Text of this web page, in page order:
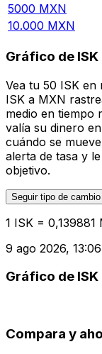
5000 MXN
10.000 MXN
Gráfico de ISK
Vea tu 50 ISK
ISK a MXN
medio en tiempo
valía su dinero
cuándo se
alerta de tasa y
objetivo.
Seguir tipo de cambio
1 ISK = 0,139881
9 ago 2026,
Gráfico de ISK
Compara y